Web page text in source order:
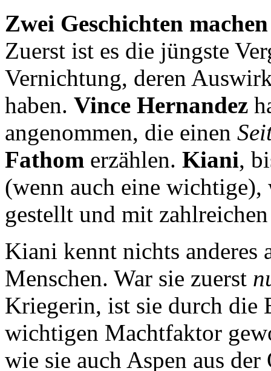
Zwei Geschichten
Zuerst ist es die jüngste
Vernichtung, deren
haben. Vince Hernandez
angenommen, die einen
Fathom erzählen. Kiani,
(wenn auch eine
gestellt und mit
Kiani kennt nichts anderes
Menschen. War sie zuerst
Kriegerin, ist sie durch die
wichtigen Machtfaktor
wie sie auch Aspen aus